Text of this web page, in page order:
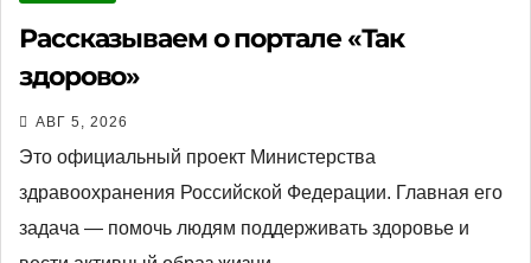
Рассказываем о портале «Так
здорово»
АВГ 5, 2026
Это официальный проект Министерства
здравоохранения Российской Федерации. Главная его
задача — помочь людям поддерживать здоровье и